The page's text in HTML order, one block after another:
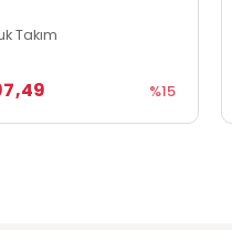
Takım
%15